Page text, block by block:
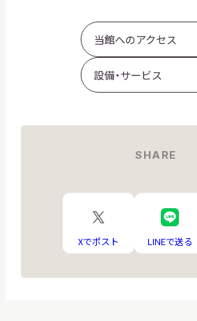
当館へのアクセス
設備・サービス
SHARE
X
ロ
ゴ
Xでポスト
LINE
ロ
ゴ
LINEで送る